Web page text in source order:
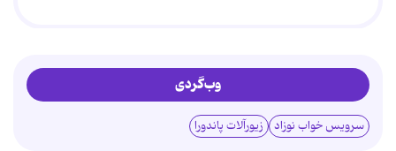
وب‌گردی
سرویس خواب نوزاد زیورآلات پاندورا